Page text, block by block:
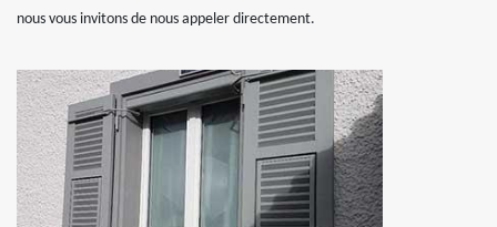
nous vous invitons de nous appeler directement.